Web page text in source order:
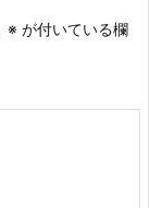
※ が付いている欄